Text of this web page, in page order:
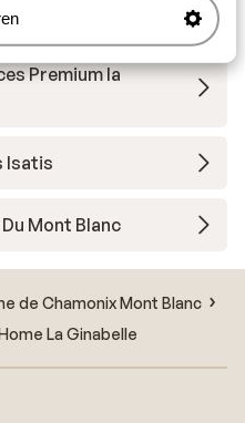
Jade
Premium la
Isatis
Mont Blanc
de Chamonix Mont Blanc
La Ginabelle